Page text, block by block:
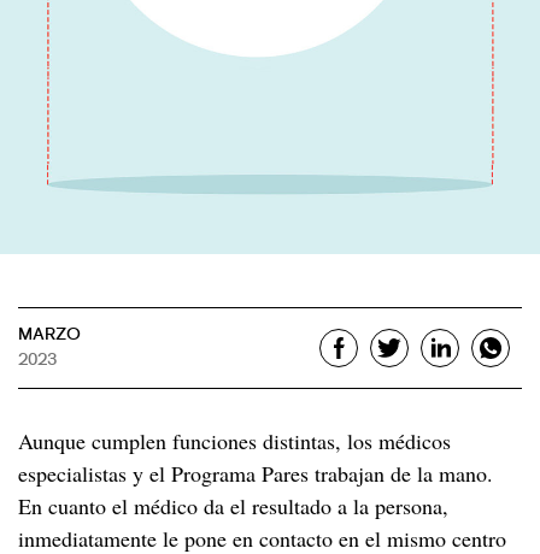
Cáncer y VIH
A los 30
MARZO
2023
Aunque cumplen funciones distintas, los médicos
especialistas y el Programa Pares trabajan de la mano.
En cuanto el médico da el resultado a la persona,
inmediatamente le pone en contacto en el mismo centro